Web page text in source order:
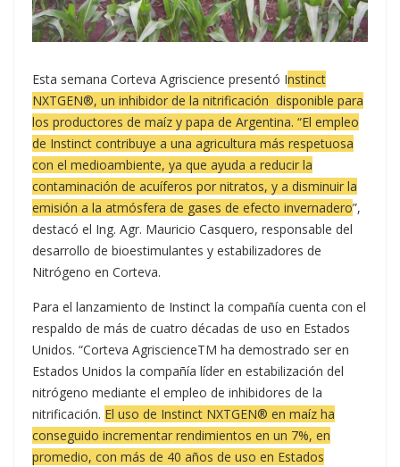
Esta semana Corteva Agriscience presentó Instinct
NXTGEN®, un inhibidor de la nitrificación disponible para
los productores de maíz y papa de Argentina. “El empleo
de Instinct contribuye a una agricultura más respetuosa
con el medioambiente, ya que ayuda a reducir la
contaminación de acuíferos por nitratos, y a disminuir la
emisión a la atmósfera de gases de efecto invernadero”,
destacó el Ing. Agr. Mauricio Casquero, responsable del
desarrollo de bioestimulantes y estabilizadores de
Nitrógeno en Corteva.
Para el lanzamiento de Instinct la compañía cuenta con el
respaldo de más de cuatro décadas de uso en Estados
Unidos. “Corteva AgriscienceTM ha demostrado ser en
Estados Unidos la compañía líder en estabilización del
nitrógeno mediante el empleo de inhibidores de la
nitrificación. El uso de Instinct NXTGEN® en maíz ha
conseguido incrementar rendimientos en un 7%, en
promedio, con más de 40 años de uso en Estados